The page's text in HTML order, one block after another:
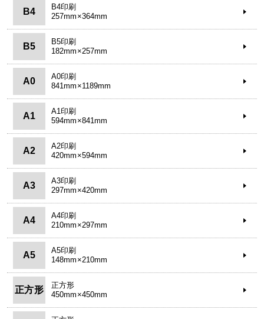
B4
B4印刷
257mm×364mm
B5
B5印刷
182mm×257mm
A0
A0印刷
841mm×1189mm
A1
A1印刷
594mm×841mm
A2
A2印刷
420mm×594mm
A3
A3印刷
297mm×420mm
A4
A4印刷
210mm×297mm
A5
A5印刷
148mm×210mm
正方形
正方形
450mm×450mm